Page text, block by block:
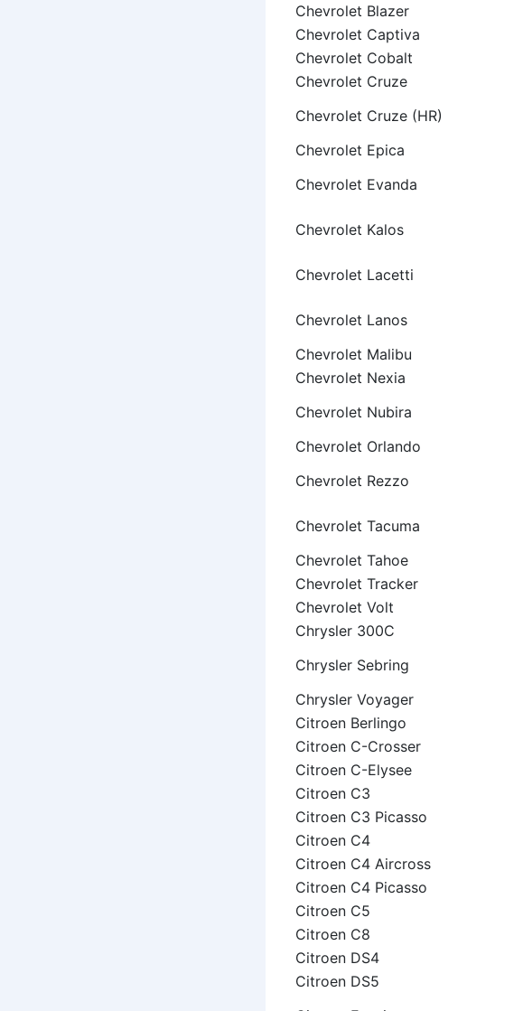
Chevrolet Blazer
Chevrolet Captiva
Chevrolet Cobalt
Chevrolet Cruze
Chevrolet Cruze (HR)
Chevrolet Epica
Chevrolet Evanda
Chevrolet Kalos
Chevrolet Lacetti
Chevrolet Lanos
Chevrolet Malibu
Chevrolet Nexia
Chevrolet Nubira
Chevrolet Orlando
Chevrolet Rezzo
Chevrolet Tacuma
Chevrolet Tahoe
Chevrolet Tracker
Chevrolet Volt
Chrysler 300C
Chrysler Sebring
Chrysler Voyager
Citroen Berlingo
Citroen C-Crosser
Citroen C-Elysee
Citroen C3
Citroen C3 Picasso
Citroen C4
Citroen C4 Aircross
Citroen C4 Picasso
Citroen C5
Citroen C8
Citroen DS4
Citroen DS5